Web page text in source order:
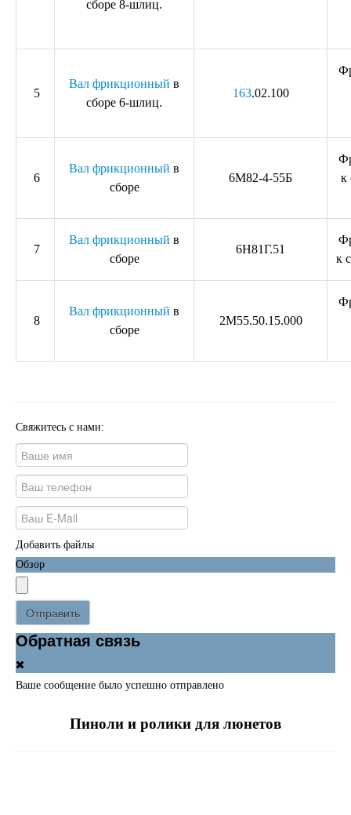
сборе 8-шлиц.
5
Вал фрикционный в
сборе 6-шлиц.
163.02.100
6
Вал фрикционный в
сборе
6М82-4-55Б
к
7
Вал фрикционный в
сборе
6Н81Г.51
к
8
Вал фрикционный в
сборе
2М55.50.15.000
Свяжитесь с нами:
Добавить файлы
Обзор
Отправить
Обратная связь
Ваше сообщение было успешно отправлено
Пиноли и ролики для люнетов